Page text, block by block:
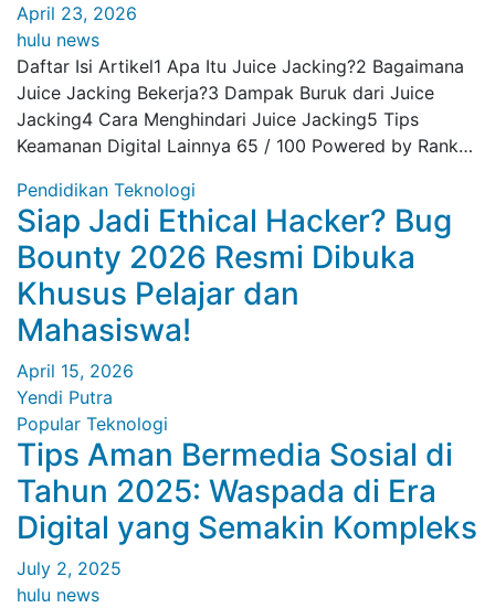
April 23, 2026
hulu news
Daftar Isi Artikel1 Apa Itu Juice Jacking?2 Bagaimana
Juice Jacking Bekerja?3 Dampak Buruk dari Juice
Jacking4 Cara Menghindari Juice Jacking5 Tips
Keamanan Digital Lainnya 65 / 100 Powered by Rank…
Pendidikan Teknologi
Siap Jadi Ethical Hacker? Bug
Bounty 2026 Resmi Dibuka
Khusus Pelajar dan
Mahasiswa!
April 15, 2026
Yendi Putra
Popular Teknologi
Tips Aman Bermedia Sosial di
Tahun 2025: Waspada di Era
Digital yang Semakin Kompleks
July 2, 2025
hulu news